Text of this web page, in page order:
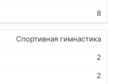
8
Спортивная гимнастика
2
2